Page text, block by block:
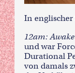
In englischer
12am:
und war
Durational
von damals